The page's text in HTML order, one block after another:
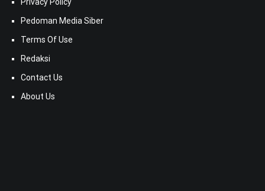
Pedoman Media Siber
Terms Of Use
Redaksi
Contact Us
About Us